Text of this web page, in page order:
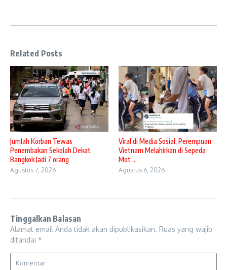
Related Posts
Jumlah Korban Tewas
Penembakan Sekolah Dekat
Bangkok Jadi 7 orang
Agustus 7, 2026
Viral di Media Sosial, Perempuan
Vietnam Melahirkan di Sepeda
Mot ...
Agustus 6, 2026
Tinggalkan Balasan
Alamat email Anda tidak akan dipublikasikan. Ruas yang wajib
ditandai *